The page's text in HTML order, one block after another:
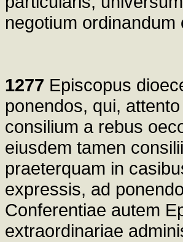
negotium ordinandum
1277 Episcopus
ponendos, qui,
consilium a rebus
eiusdem tamen
praeterquam in
expressis, ad
Conferentiae autem
extraordinariae